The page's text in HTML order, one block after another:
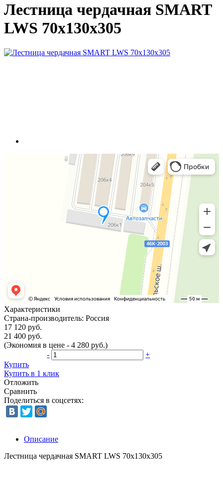
Лестница чердачная SMART
LWS 70х130х305
Характеристики
Страна-производитель: Россия
17 120 руб.
21 400 руб.
(Экономия в цене - 4 280 руб.)
-
+
Купить
Купить в 1 клик
Отложить
Сравнить
Поделиться в соцсетях:
Описание
Лестница чердачная SMART LWS 70х130х305